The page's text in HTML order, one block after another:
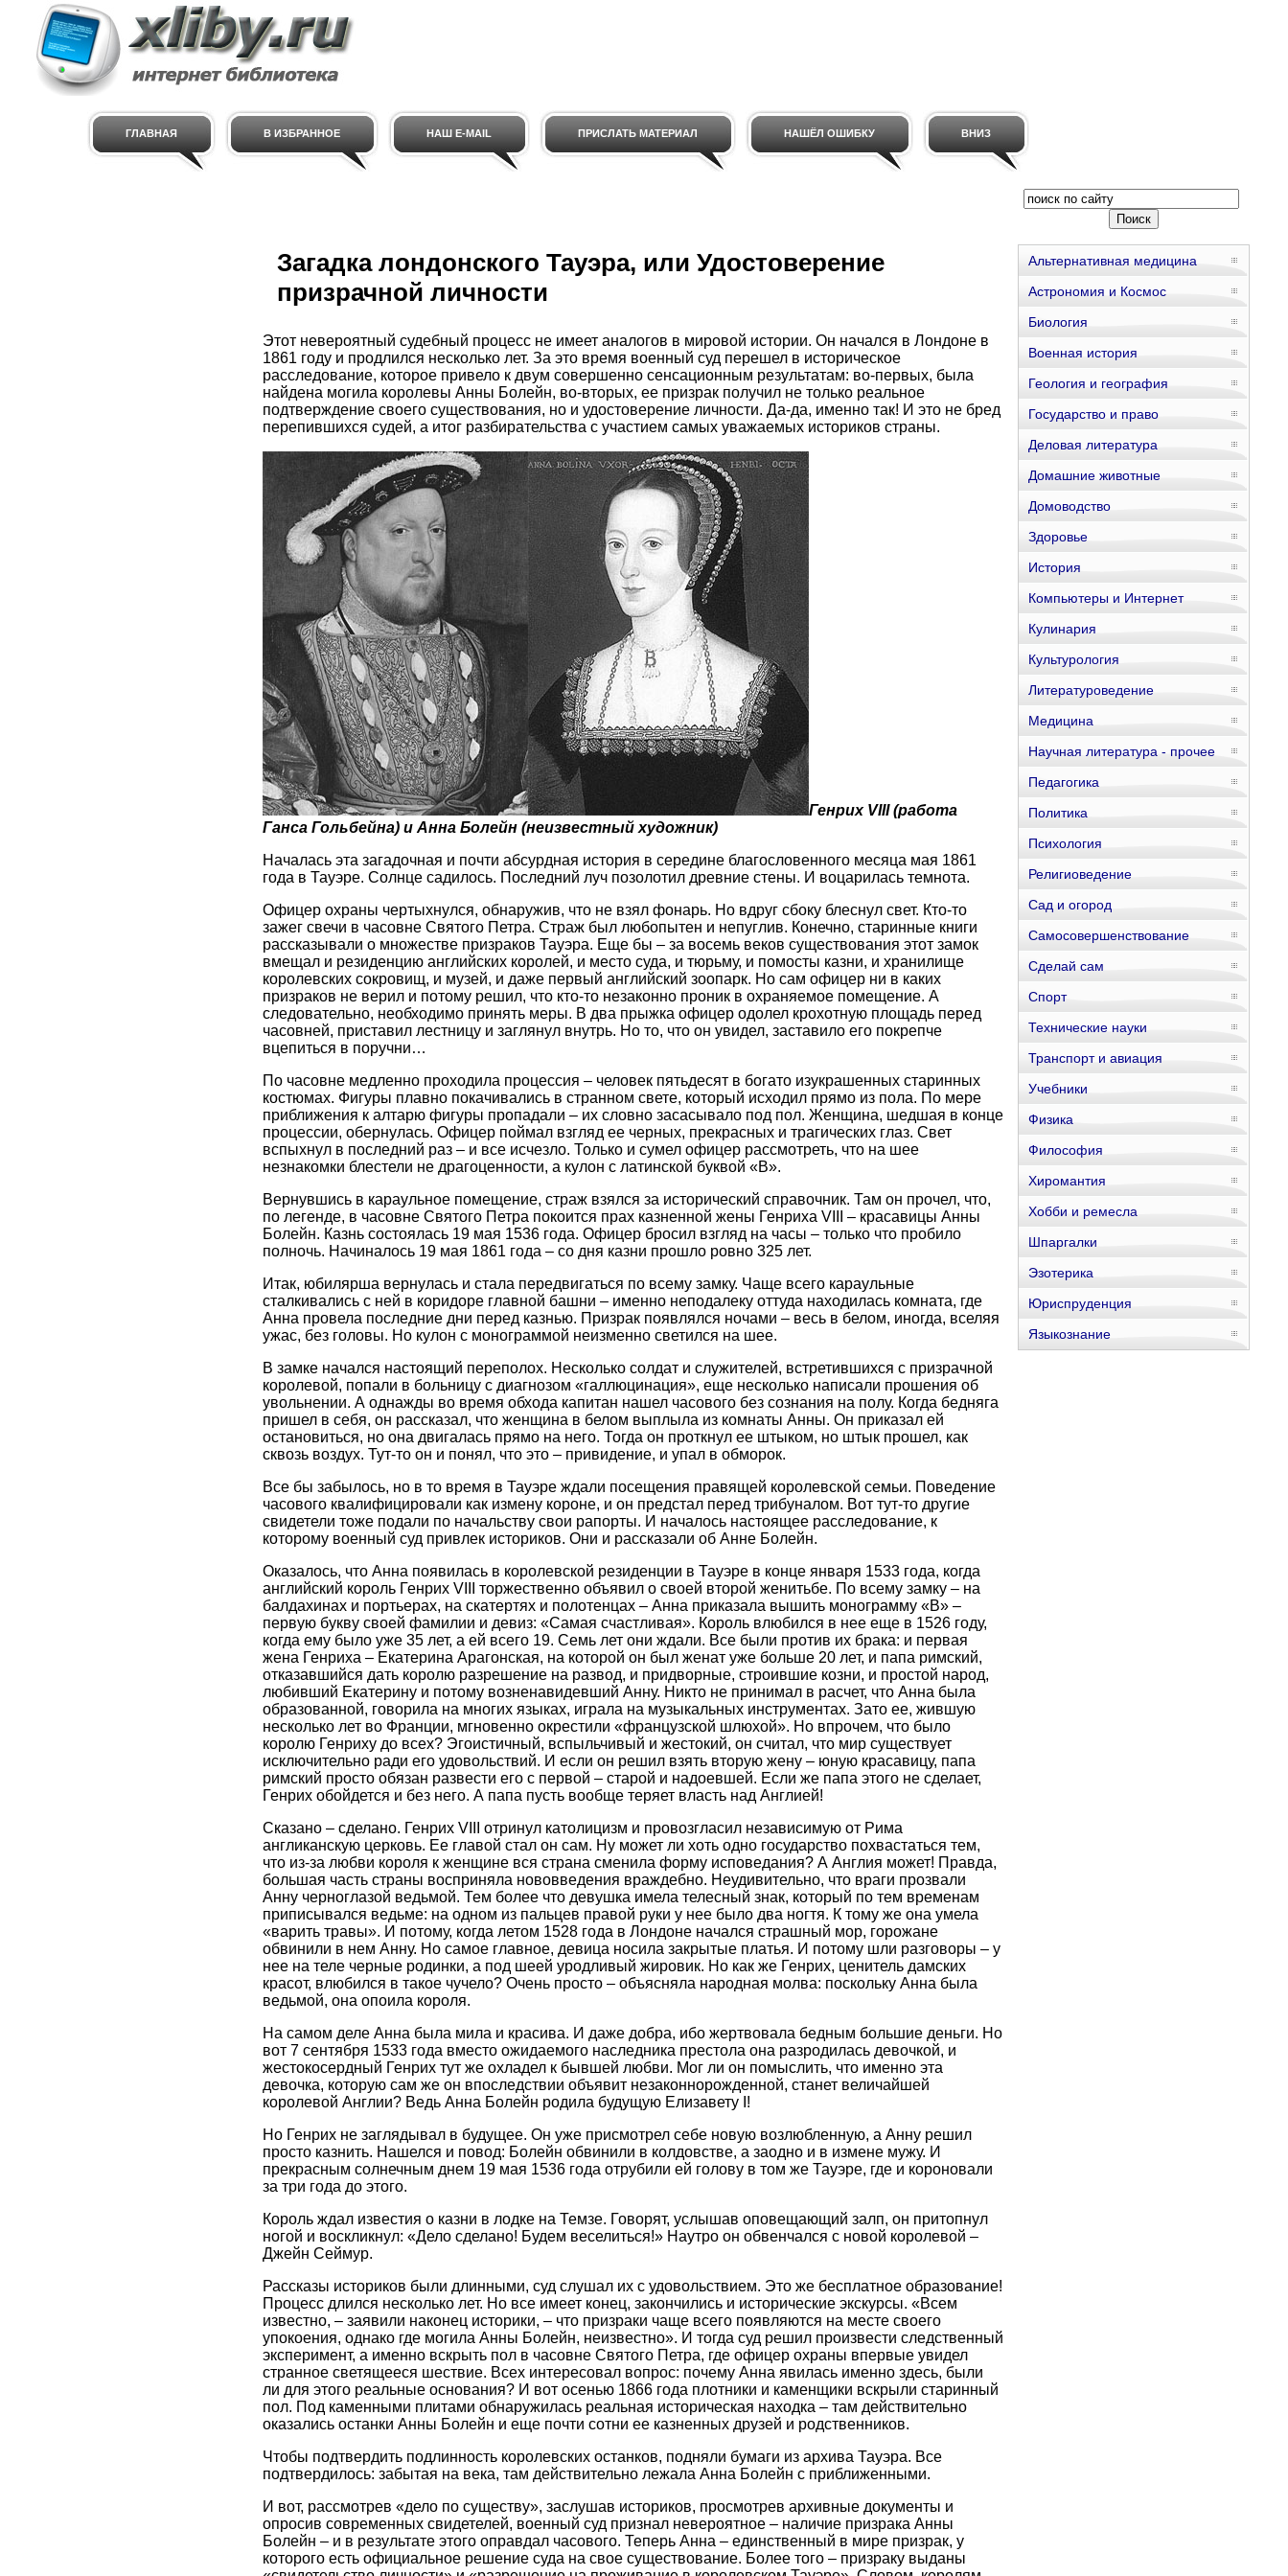
ГЛАВНАЯ В ИЗБРАННОЕ НАШ E-MAIL ПРИСЛАТЬ МАТЕРИАЛ НАШЁЛ ОШИБКУ ВНИЗ
Загадка лондонского Тауэра, или Удостоверение
призрачной личности
Этот невероятный судебный процесс не имеет аналогов в мировой истории. Он начался в Лондоне в
1861 году и продлился несколько лет. За это время военный суд перешел в историческое
расследование, которое привело к двум совершенно сенсационным результатам: во-первых, была
найдена могила королевы Анны Болейн, во-вторых, ее призрак получил не только реальное
подтверждение своего существования, но и удостоверение личности. Да-да, именно так! И это не бред
перепившихся судей, а итог разбирательства с участием самых уважаемых историков страны.
Генрих VIII (работа
Ганса Гольбейна) и Анна Болейн (неизвестный художник)
Началась эта загадочная и почти абсурдная история в середине благословенного месяца мая 1861
года в Тауэре. Солнце садилось. Последний луч позолотил древние стены. И воцарилась темнота.
Офицер охраны чертыхнулся, обнаружив, что не взял фонарь. Но вдруг сбоку блеснул свет. Кто-то
зажег свечи в часовне Святого Петра. Страж был любопытен и непуглив. Конечно, старинные книги
рассказывали о множестве призраков Тауэра. Еще бы – за восемь веков существования этот замок
вмещал и резиденцию английских королей, и место суда, и тюрьму, и помосты казни, и хранилище
королевских сокровищ, и музей, и даже первый английский зоопарк. Но сам офицер ни в каких
призраков не верил и потому решил, что кто-то незаконно проник в охраняемое помещение. А
следовательно, необходимо принять меры. В два прыжка офицер одолел крохотную площадь перед
часовней, приставил лестницу и заглянул внутрь. Но то, что он увидел, заставило его покрепче
вцепиться в поручни…
По часовне медленно проходила процессия – человек пятьдесят в богато изукрашенных старинных
костюмах. Фигуры плавно покачивались в странном свете, который исходил прямо из пола. По мере
приближения к алтарю фигуры пропадали – их словно засасывало под пол. Женщина, шедшая в конце
процессии, обернулась. Офицер поймал взгляд ее черных, прекрасных и трагических глаз. Свет
вспыхнул в последний раз – и все исчезло. Только и сумел офицер рассмотреть, что на шее
незнакомки блестели не драгоценности, а кулон с латинской буквой «В».
Вернувшись в караульное помещение, страж взялся за исторический справочник. Там он прочел, что,
по легенде, в часовне Святого Петра покоится прах казненной жены Генриха VIII – красавицы Анны
Болейн. Казнь состоялась 19 мая 1536 года. Офицер бросил взгляд на часы – только что пробило
полночь. Начиналось 19 мая 1861 года – со дня казни прошло ровно 325 лет.
Итак, юбилярша вернулась и стала передвигаться по всему замку. Чаще всего караульные
сталкивались с ней в коридоре главной башни – именно неподалеку оттуда находилась комната, где
Анна провела последние дни перед казнью. Призрак появлялся ночами – весь в белом, иногда, вселяя
ужас, без головы. Но кулон с монограммой неизменно светился на шее.
В замке начался настоящий переполох. Несколько солдат и служителей, встретившихся с призрачной
королевой, попали в больницу с диагнозом «галлюцинация», еще несколько написали прошения об
увольнении. А однажды во время обхода капитан нашел часового без сознания на полу. Когда бедняга
пришел в себя, он рассказал, что женщина в белом выплыла из комнаты Анны. Он приказал ей
остановиться, но она двигалась прямо на него. Тогда он проткнул ее штыком, но штык прошел, как
сквозь воздух. Тут-то он и понял, что это – привидение, и упал в обморок.
Все бы забылось, но в то время в Тауэре ждали посещения правящей королевской семьи. Поведение
часового квалифицировали как измену короне, и он предстал перед трибуналом. Вот тут-то другие
свидетели тоже подали по начальству свои рапорты. И началось настоящее расследование, к
которому военный суд привлек историков. Они и рассказали об Анне Болейн.
Оказалось, что Анна появилась в королевской резиденции в Тауэре в конце января 1533 года, когда
английский король Генрих VIII торжественно объявил о своей второй женитьбе. По всему замку – на
балдахинах и портьерах, на скатертях и полотенцах – Анна приказала вышить монограмму «В» –
первую букву своей фамилии и девиз: «Самая счастливая». Король влюбился в нее еще в 1526 году,
когда ему было уже 35 лет, а ей всего 19. Семь лет они ждали. Все были против их брака: и первая
жена Генриха – Екатерина Арагонская, на которой он был женат уже больше 20 лет, и папа римский,
отказавшийся дать королю разрешение на развод, и придворные, строившие козни, и простой народ,
любивший Екатерину и потому возненавидевший Анну. Никто не принимал в расчет, что Анна была
образованной, говорила на многих языках, играла на музыкальных инструментах. Зато ее, жившую
несколько лет во Франции, мгновенно окрестили «французской шлюхой». Но впрочем, что было
королю Генриху до всех? Эгоистичный, вспыльчивый и жестокий, он считал, что мир существует
исключительно ради его удовольствий. И если он решил взять вторую жену – юную красавицу, папа
римский просто обязан развести его с первой – старой и надоевшей. Если же папа этого не сделает,
Генрих обойдется и без него. А папа пусть вообще теряет власть над Англией!
Сказано – сделано. Генрих VIII отринул католицизм и провозгласил независимую от Рима
англиканскую церковь. Ее главой стал он сам. Ну может ли хоть одно государство похвастаться тем,
что из-за любви короля к женщине вся страна сменила форму исповедания? А Англия может! Правда,
большая часть страны восприняла нововведения враждебно. Неудивительно, что враги прозвали
Анну черноглазой ведьмой. Тем более что девушка имела телесный знак, который по тем временам
приписывался ведьме: на одном из пальцев правой руки у нее было два ногтя. К тому же она умела
«варить травы». И потому, когда летом 1528 года в Лондоне начался страшный мор, горожане
обвинили в нем Анну. Но самое главное, девица носила закрытые платья. И потому шли разговоры – у
нее на теле черные родинки, а под шеей уродливый жировик. Но как же Генрих, ценитель дамских
красот, влюбился в такое чучело? Очень просто – объясняла народная молва: поскольку Анна была
ведьмой, она опоила короля.
На самом деле Анна была мила и красива. И даже добра, ибо жертвовала бедным большие деньги. Но
вот 7 сентября 1533 года вместо ожидаемого наследника престола она разродилась девочкой, и
жестокосердный Генрих тут же охладел к бывшей любви. Мог ли он помыслить, что именно эта
девочка, которую сам же он впоследствии объявит незаконнорожденной, станет величайшей
королевой Англии? Ведь Анна Болейн родила будущую Елизавету I!
Но Генрих не заглядывал в будущее. Он уже присмотрел себе новую возлюбленную, а Анну решил
просто казнить. Нашелся и повод: Болейн обвинили в колдовстве, а заодно и в измене мужу. И
прекрасным солнечным днем 19 мая 1536 года отрубили ей голову в том же Тауэре, где и короновали
за три года до этого.
Король ждал известия о казни в лодке на Темзе. Говорят, услышав оповещающий залп, он притопнул
ногой и воскликнул: «Дело сделано! Будем веселиться!» Наутро он обвенчался с новой королевой –
Джейн Сеймур.
Рассказы историков были длинными, суд слушал их с удовольствием. Это же бесплатное образование!
Процесс длился несколько лет. Но все имеет конец, закончились и исторические экскурсы. «Всем
известно, – заявили наконец историки, – что призраки чаще всего появляются на месте своего
упокоения, однако где могила Анны Болейн, неизвестно». И тогда суд решил произвести следственный
эксперимент, а именно вскрыть пол в часовне Святого Петра, где офицер охраны впервые увидел
странное светящееся шествие. Всех интересовал вопрос: почему Анна явилась именно здесь, были
ли для этого реальные основания? И вот осенью 1866 года плотники и каменщики вскрыли старинный
пол. Под каменными плитами обнаружилась реальная историческая находка – там действительно
оказались останки Анны Болейн и еще почти сотни ее казненных друзей и родственников.
Чтобы подтвердить подлинность королевских останков, подняли бумаги из архива Тауэра. Все
подтвердилось: забытая на века, там действительно лежала Анна Болейн с приближенными.
И вот, рассмотрев «дело по существу», заслушав историков, просмотрев архивные документы и
опросив современных свидетелей, военный суд признал невероятное – наличие призрака Анны
Болейн – и в результате этого оправдал часового. Теперь Анна – единственный в мире призрак, у
которого есть официальное решение суда на свое существование. Более того – призраку выданы
Альтернативная медицина
Астрономия и Космос
Биология
Военная история
Геология и география
Государство и право
Деловая литература
Домашние животные
Домоводство
Здоровье
История
Компьютеры и Интернет
Кулинария
Культурология
Литературоведение
Медицина
Научная литература - прочее
Педагогика
Политика
Психология
Религиоведение
Сад и огород
Самосовершенствование
Сделай сам
Спорт
Технические науки
Транспорт и авиация
Учебники
Физика
Философия
Хиромантия
Хобби и ремесла
Шпаргалки
Эзотерика
Юриспруденция
Языкознание